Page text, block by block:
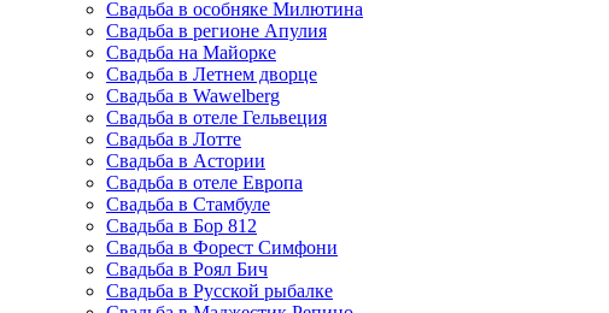
Свадьба в особняке Милютина
Свадьба в регионе Апулия
Свадьба на Майорке
Свадьба в Летнем дворце
Свадьба в Wawelberg
Свадьба в отеле Гельвеция
Свадьба в Лотте
Свадьба в Астории
Свадьба в отеле Европа
Свадьба в Стамбуле
Свадьба в Бор 812
Свадьба в Форест Симфони
Свадьба в Роял Бич
Свадьба в Русской рыбалке